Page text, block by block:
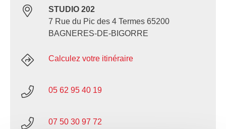
STUDIO 202
7 Rue du Pic des 4 Termes 65200
BAGNERES-DE-BIGORRE
Calculez votre itinéraire
05 62 95 40 19
07 50 30 97 72